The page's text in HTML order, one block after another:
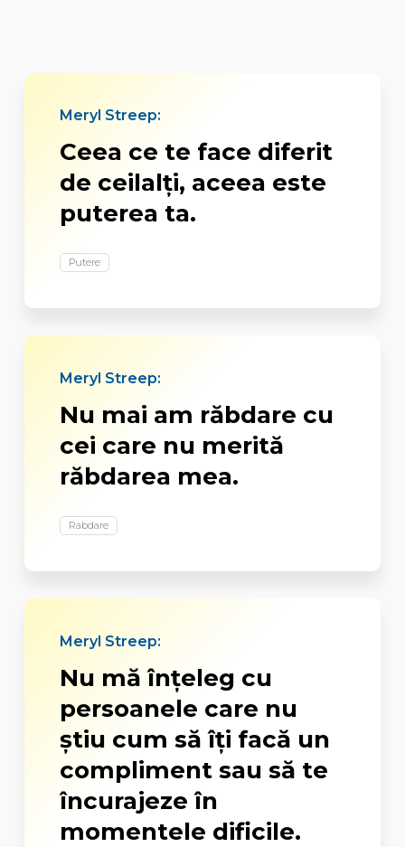
Meryl Streep:
Ceea ce te face diferit
de ceilalţi, aceea este
puterea ta.
Putere
Meryl Streep:
Nu mai am răbdare cu
cei care nu merită
răbdarea mea.
Rabdare
Meryl Streep:
Nu mă înţeleg cu
persoanele care nu
ştiu cum să îţi facă un
compliment sau să te
încurajeze în
momentele dificile.